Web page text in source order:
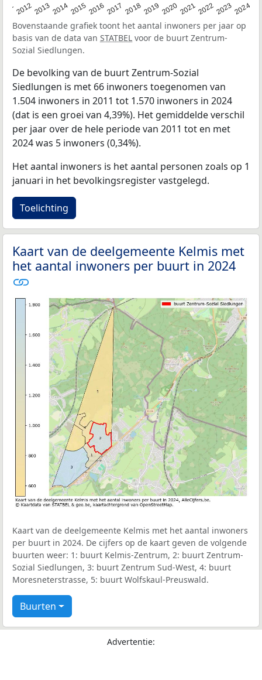
201220132014201520162017 20182019 20202021202220232024
Bovenstaande grafiek toont het aantal inwoners per jaar op
basis van de data van STATBEL voor de buurt Zentrum-
Sozial Siedlungen.
De bevolking van de buurt Zentrum-Sozial
Siedlungen is met 66 inwoners toegenomen van
1.504 inwoners in 2011 tot 1.570 inwoners in 2024
(dat is een groei van 4,39%). Het gemiddelde verschil
per jaar over de hele periode van 2011 tot en met
2024 was 5 inwoners (0,34%).
Het aantal inwoners is het aantal personen zoals op 1
januari in het bevolkingsregister vastgelegd.
Toelichting
Kaart van de deelgemeente Kelmis met
het aantal inwoners per buurt in 2024
Kaart van de deelgemeente Kelmis met het aantal inwoners
per buurt in 2024. De cijfers op de kaart geven de volgende
buurten weer: 1: buurt Kelmis-Zentrum, 2: buurt Zentrum-
Sozial Siedlungen, 3: buurt Zentrum Sud-West, 4: buurt
Moresneterstrasse, 5: buurt Wolfskaul-Preuswald.
Buurten
Advertentie: